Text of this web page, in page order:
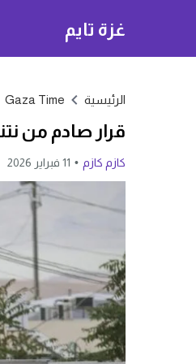
غزة تايم
الرئيسية Gaza Time
قرار صادم من
كازم كازم 11 فبراير 2026